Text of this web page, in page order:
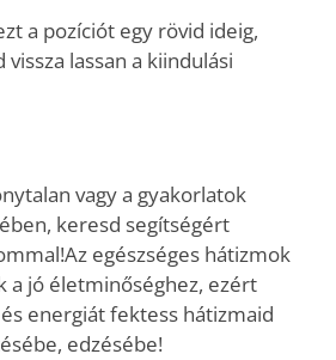
a pozíciót egy rövid ideig,
lassan a kiindulási
vagy a gyakorlatok
keresd segítségért
Az egészséges hátizmok
a jó életminőséghez, ezért
energiát fektess hátizmaid
edzésébe!